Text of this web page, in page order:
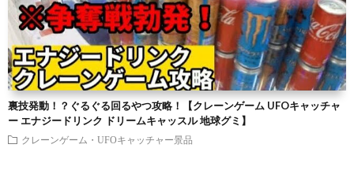
裏技発動！？ぐるぐる回るやつ攻略！【クレーンゲーム UFOキャッチャ
ー エナジードリンク ドリームキャッスル 地球グミ】
クレーンゲーム・UFOキャッチャー景品